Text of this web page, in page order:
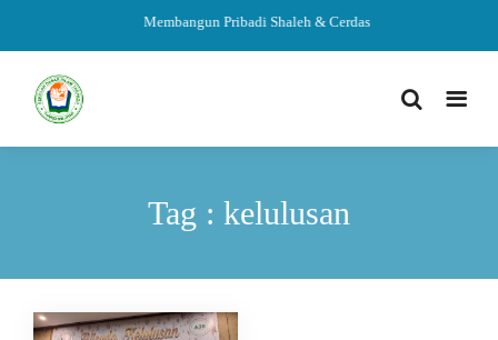
Membangun Pribadi Shaleh & Cerdas
Tag : kelulusan